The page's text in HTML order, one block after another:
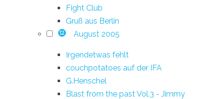
Fight Club
Gruß aus Berlin
12 August 2005
Irgendetwas fehlt
couchpotatoes auf der IFA
G.Henschel
Blast from the past Vol.3 - Jimmy